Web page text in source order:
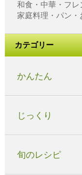
和食・中華・フレ
家庭料理・パン
カテゴリー
かんたん
じっくり
旬のレシピ